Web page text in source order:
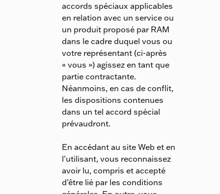
accords spéciaux applicables
en relation avec un service ou
un produit proposé par RAM
dans le cadre duquel vous ou
votre représentant (ci-après
« vous ») agissez en tant que
partie contractante.
Néanmoins, en cas de conflit,
les dispositions contenues
dans un tel accord spécial
prévaudront.
En accédant au site Web et en
l'utilisant, vous reconnaissez
avoir lu, compris et accepté
d'être lié par les conditions